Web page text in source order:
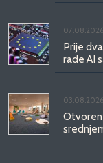
Prije
rade AI
Otvoren